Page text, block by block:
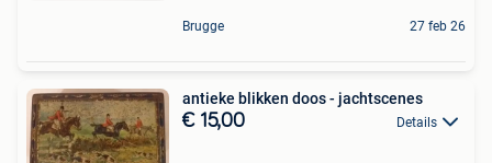
Brugge 27 feb 26
antieke blikken doos - jachtscenes
€ 15,00 Details